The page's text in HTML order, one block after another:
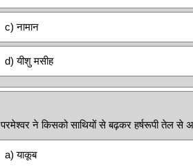
c) नामान
d) यीशु मसीह
परमेश्वर ने किसको साथियों से बढ़कर हर्षरूपी तेल से
a) याकूब